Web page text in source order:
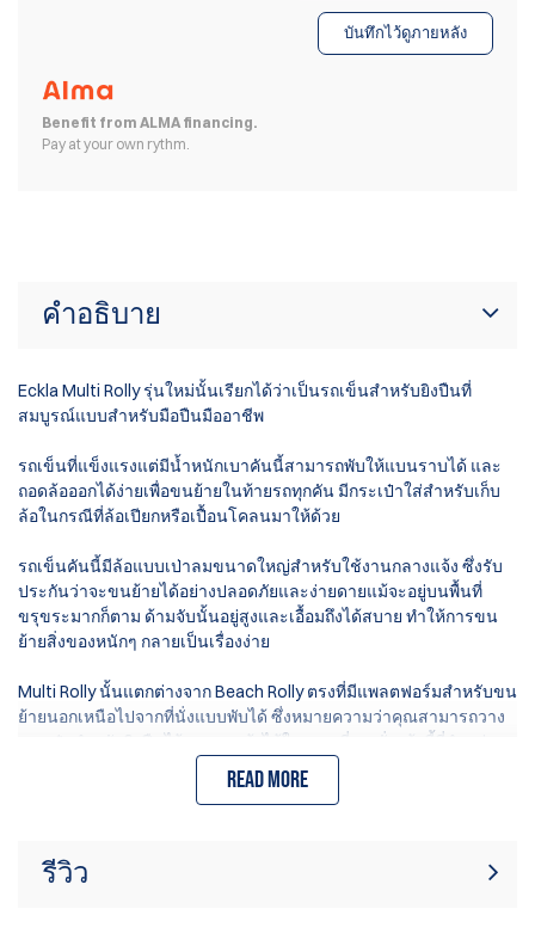
บันทึกไว้ดูภายหลัง
Benefit from ALMA financing.
Pay at your own rythm.
คำอธิบาย
Eckla Multi Rolly รุ่นใหม่นั้นเรียกได้ว่าเป็นรถเข็นสำหรับยิงปืนที่
สมบูรณ์แบบสำหรับมือปืนมืออาชีพ
รถเข็นที่แข็งแรงแต่มีน้ำหนักเบาคันนี้สามารถพับให้แบนราบได้ และ
ถอดล้อออกได้ง่ายเพื่อขนย้ายในท้ายรถทุกคัน มีกระเป๋าใส่สำหรับเก็บ
ล้อในกรณีที่ล้อเปียกหรือเปื้อนโคลนมาให้ด้วย
รถเข็นคันนี้มีล้อแบบเป่าลมขนาดใหญ่สำหรับใช้งานกลางแจ้ง ซึ่งรับ
ประกันว่าจะขนย้ายได้อย่างปลอดภัยและง่ายดายแม้จะอยู่บนพื้นที่
ขรุขระมากก็ตาม ด้ามจับนั้นอยู่สูงและเอื้อมถึงได้สบาย ทำให้การขน
ย้ายสิ่งของหนักๆ กลายเป็นเรื่องง่าย
Multi Rolly นั้นแตกต่างจาก Beach Rolly ตรงที่มีแพลตฟอร์มสำหรับขน
ย้ายนอกเหนือไปจากที่นั่งแบบพับได้ ซึ่งหมายความว่าคุณสามารถวาง
กระเป๋าสำหรับยิงปืนไว้สูงและแห้งได้ในขณะที่คุณนั่ง เก้าอี้ที่จำหน่าย
โดย Multi Rolly นั้นสูงกว่า จึงทำให้ใช้งานสะดวกสบายกว่า โดยเฉพาะ
Read more
รีวิว